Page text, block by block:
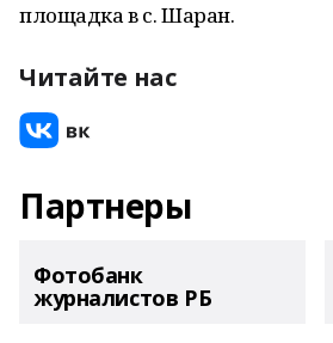
площадка в с. Шаран.
Читайте нас
Партнеры
Фотобанк
журналистов РБ